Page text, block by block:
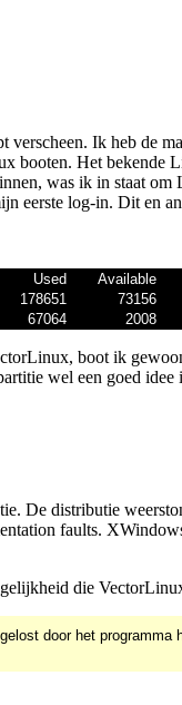
Ik heb de
Het bekende
was ik in staat
eerste log-in. Dit en
Used Available
178651 73156
67064 2008
boot ik
wel een goed idee
De distributie
faults.
die
door het programma